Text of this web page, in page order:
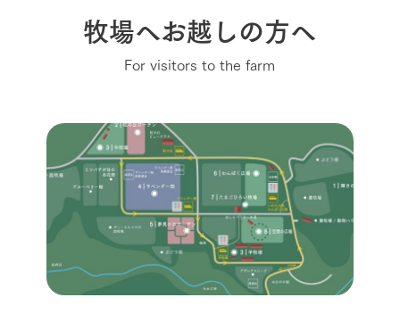
牧場へお越しの方へ
For visitors to the farm